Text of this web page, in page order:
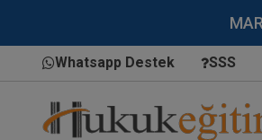
Whatsapp Destek SSS